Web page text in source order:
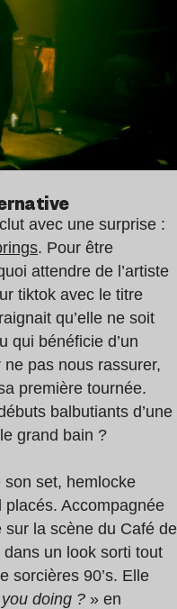
avec une surprise :
. Pour être
attendre de l’artiste
tiktok avec le titre
qu’elle ne soit
qui bénéficie d’un
pas nous rassurer,
première tournée.
balbutiants d’une
grand bain ?
set, hemlocke
Accompagnée
la scène du Café de
un look sorti tout
sorcières 90’s. Elle
doing ? » en